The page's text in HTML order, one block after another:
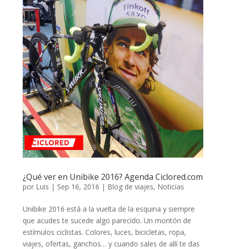
¿Qué ver en Unibike 2016? Agenda Ciclored.com
por Luis | Sep 16, 2016 | Blog de viajes, Noticias
Unibike 2016 está a la vuelta de la esquina y siempre
que acudes te sucede algo parecido. Un montón de
estímulos ciclistas. Colores, luces, bicicletas, ropa,
viajes, ofertas, ganchos… y cuando sales de allí te das